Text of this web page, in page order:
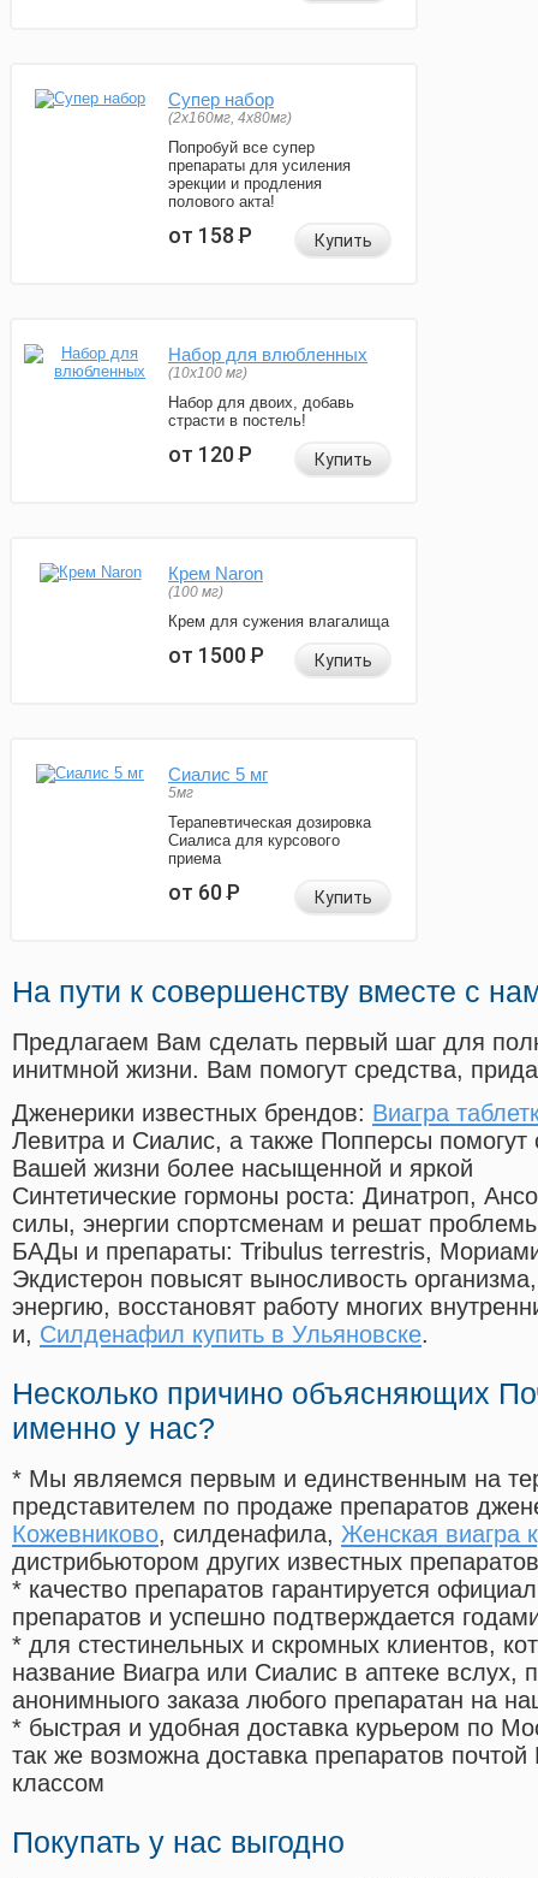
Супер набор
(2х160мг, 4х80мг)
Попробуй все супер
препараты для усиления
эрекции и продления
полового акта!
от 158Р Купить
Набор для влюбленных
(10х100 мг)
Набор для двоих, добавь
страсти в постель!
от 120Р Купить
Крем Naron
(100 мг)
Крем для сужения влагалища
от 1500Р Купить
Сиалис 5 мг
5мг
Терапевтическая дозировка
Сиалиса для курсового
приема
от 60Р Купить
На пути к совершенству вместе с
Предлагаем Вам сделать первый шаг для
инитмной жизни. Вам помогут средства,
Дженерики известных брендов: Виагра
Левитра и Сиалис, а также Попперсы помогут
Вашей жизни более насыщенной и яркой
Синтетические гормоны роста: Динатроп,
силы, энергии спортсменам и решат
БАДы и препараты: Tribulus terrestris,
Экдистерон повысят выносливость
энергию, восстановят работу многих
и, Силденафил купить в Ульяновске.
Несколько причино объясняющих
именно у нас?
* Мы являемся первым и единственным на
представителем по продаже препаратов
Кожевниково, силденафила, Женская виагра
дистрибьютором других известных препаратов
* качество препаратов гарантируется
препаратов и успешно подтверждается
* для стестинельных и скромных клиентов,
название Виагра или Сиалис в аптеке вслух,
анонимныого заказа любого препаратан на
* быстрая и удобная доставка курьером по
так же возможна доставка препаратов
классом
Покупать у нас выгодно